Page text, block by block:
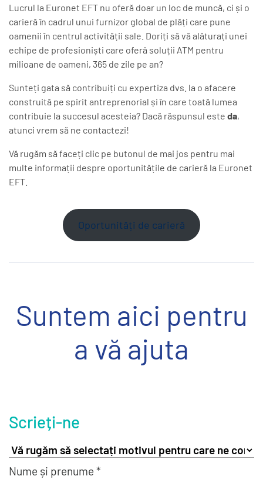
Lucrul la Euronet EFT nu oferă doar un loc de muncă, ci și o
carieră în cadrul unui furnizor global de plăți care pune
oamenii în centrul activității sale. Doriți să vă alăturați unei
echipe de profesioniști care oferă soluții ATM pentru
milioane de oameni, 365 de zile pe an?
Sunteți gata să contribuiți cu expertiza dvs. la o afacere
construită pe spirit antreprenorial și în care toată lumea
contribuie la succesul acesteia? Dacă răspunsul este da,
atunci vrem să ne contactezi!
Vă rugăm să faceți clic pe butonul de mai jos pentru mai
multe informații despre oportunitățile de carieră la Euronet
EFT.
Oportunități de carieră
Suntem aici pentru
a vă ajuta
Scrieți-ne
Nume și prenume *